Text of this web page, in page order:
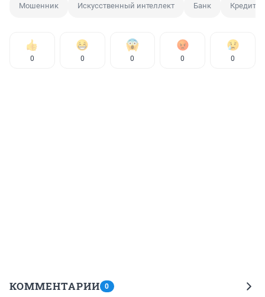
Мошенник Искусственный интеллект Банк Кредит
0 0 0 0 0
КОММЕНТАРИИ 0